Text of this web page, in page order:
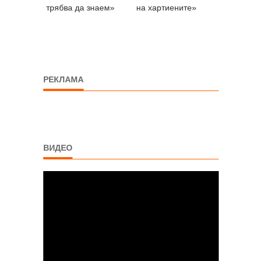
трябва да знаем»
на хартиените»
РЕКЛАМА
ВИДЕО